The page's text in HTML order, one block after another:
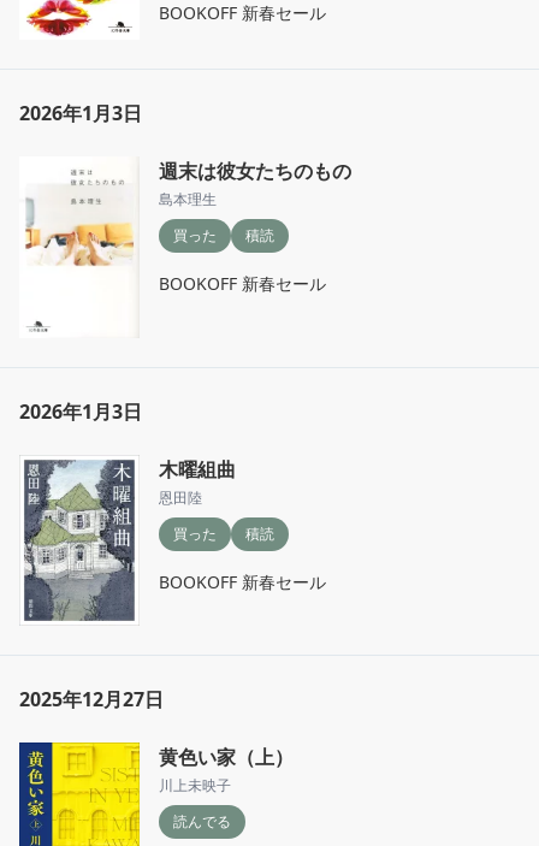
BOOKOFF 新春セール
2026年1月3日
週末は彼女たちのもの
島本理生
買った
積読
BOOKOFF 新春セール
2026年1月3日
木曜組曲
恩田陸
買った
積読
BOOKOFF 新春セール
2025年12月27日
黄色い家（上）
川上未映子
読んでる